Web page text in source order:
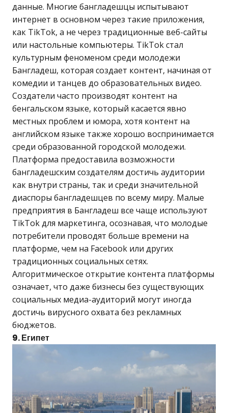
данные. Многие бангладешцы испытывают
интернет в основном через такие приложения,
как TikTok, а не через традиционные веб-сайты
или настольные компьютеры. TikTok стал
культурным феноменом среди молодежи
Бангладеш, которая создает контент, начиная от
комедии и танцев до образовательных видео.
Создатели часто производят контент на
бенгальском языке, который касается явно
местных проблем и юмора, хотя контент на
английском языке также хорошо воспринимается
среди образованной городской молодежи.
Платформа предоставила возможности
бангладешским создателям достичь аудитории
как внутри страны, так и среди значительной
диаспоры бангладешцев по всему миру. Малые
предприятия в Бангладеш все чаще используют
TikTok для маркетинга, осознавая, что молодые
потребители проводят больше времени на
платформе, чем на Facebook или других
традиционных социальных сетях.
Алгоритмическое открытие контента платформы
означает, что даже бизнесы без существующих
социальных медиа-аудиторий могут иногда
достичь вирусного охвата без рекламных
бюджетов.
9. Египет